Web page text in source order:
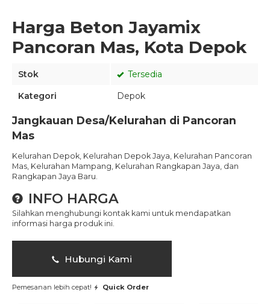
Harga Beton Jayamix
Pancoran Mas, Kota Depok
Stok
Tersedia
Kategori
Depok
Jangkauan Desa/Kelurahan di Pancoran
Mas
Kelurahan Depok, Kelurahan Depok Jaya, Kelurahan Pancoran
Mas, Kelurahan Mampang, Kelurahan Rangkapan Jaya, dan
Rangkapan Jaya Baru.
INFO HARGA
Silahkan menghubungi kontak kami untuk mendapatkan
informasi harga produk ini.
Hubungi Kami
Pemesanan lebih cepat! Quick Order